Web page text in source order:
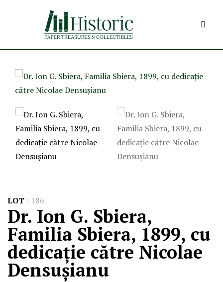
LOT : 186
Dr. Ion G. Sbiera,
Familia Sbiera, 1899, cu
dedicație către Nicolae
Densușianu